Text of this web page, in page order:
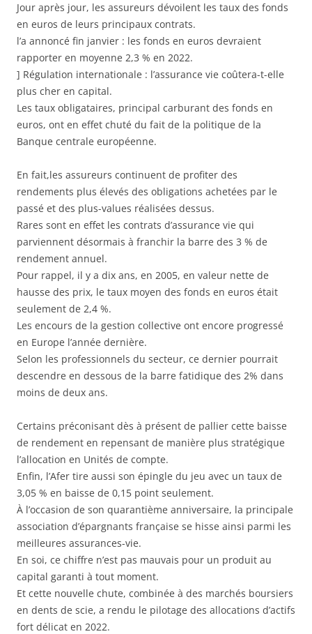
Jour après jour, les assureurs dévoilent les taux des fonds
en euros de leurs principaux contrats.
l’a annoncé fin janvier : les fonds en euros devraient
rapporter en moyenne 2,3 % en 2022.
] Régulation internationale : l’assurance vie coûtera-t-elle
plus cher en capital.
Les taux obligataires, principal carburant des fonds en
euros, ont en effet chuté du fait de la politique de la
Banque centrale européenne.
En fait,les assureurs continuent de profiter des
rendements plus élevés des obligations achetées par le
passé et des plus-values réalisées dessus.
Rares sont en effet les contrats d’assurance vie qui
parviennent désormais à franchir la barre des 3 % de
rendement annuel.
Pour rappel, il y a dix ans, en 2005, en valeur nette de
hausse des prix, le taux moyen des fonds en euros était
seulement de 2,4 %.
Les encours de la gestion collective ont encore progressé
en Europe l’année dernière.
Selon les professionnels du secteur, ce dernier pourrait
descendre en dessous de la barre fatidique des 2% dans
moins de deux ans.
Certains préconisant dès à présent de pallier cette baisse
de rendement en repensant de manière plus stratégique
l’allocation en Unités de compte.
Enfin, l’Afer tire aussi son épingle du jeu avec un taux de
3,05 % en baisse de 0,15 point seulement.
À l’occasion de son quarantième anniversaire, la principale
association d’épargnants française se hisse ainsi parmi les
meilleures assurances-vie.
En soi, ce chiffre n’est pas mauvais pour un produit au
capital garanti à tout moment.
Et cette nouvelle chute, combinée à des marchés boursiers
en dents de scie, a rendu le pilotage des allocations d’actifs
fort délicat en 2022.